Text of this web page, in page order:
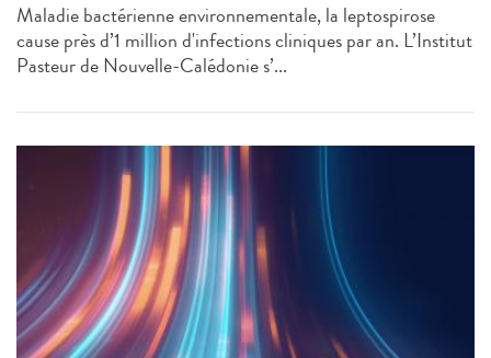
Maladie bactérienne environnementale, la leptospirose
cause près d’1 million d'infections cliniques par an. L’Institut
Pasteur de Nouvelle-Calédonie s’...